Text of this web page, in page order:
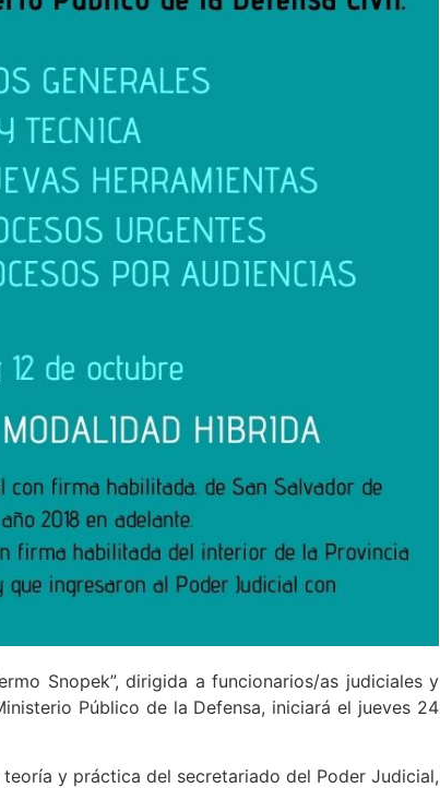
Snopek”, dirigida a funcionarios/as judiciales y
Público de la Defensa, iniciará el jueves 24
y práctica del secretariado del Poder Judicial,